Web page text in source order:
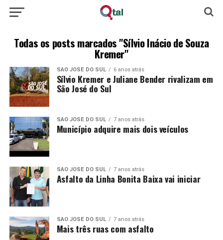
Todas os posts marcados "Sílvio Inácio de Souza
Kremer"
SÃO JOSÉ DO SUL 6 anos atrás
Sílvio Kremer e Juliane Bender rivalizam em
São José do Sul
SÃO JOSÉ DO SUL 7 anos atrás
Município adquire mais dois veículos
SÃO JOSÉ DO SUL 7 anos atrás
Asfalto da Linha Bonita Baixa vai iniciar
SÃO JOSÉ DO SUL 7 anos atrás
Mais três ruas com asfalto